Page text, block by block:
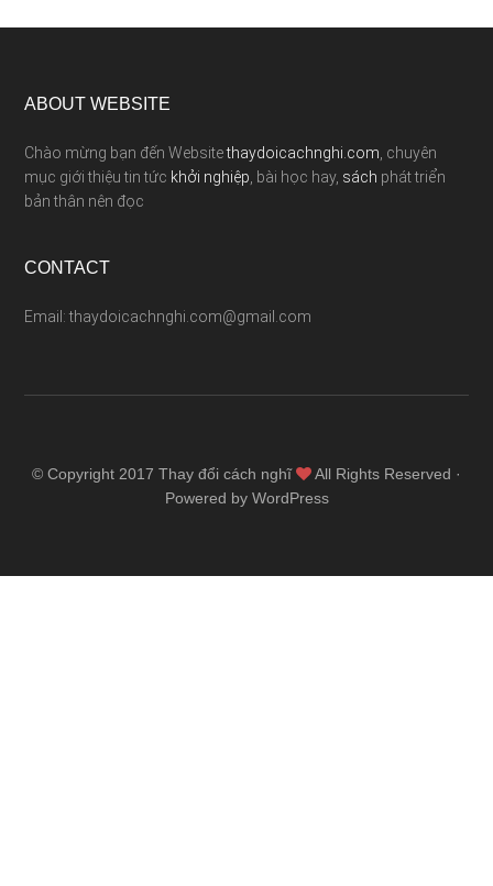
ABOUT WEBSITE
Chào mừng bạn đến Websitethaydoicachnghi.com , chuyên
mục giới thiệu tin tức khởi nghiệp , bài học hay, sách phát triển
bản thân nên đọc
CONTACT
Email: thaydoicachnghi.com@gmail.com
© Copyright 2017 Thay đổi cách nghĩ
All Rights Reserved ·
Powered by WordPress